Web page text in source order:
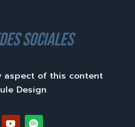
sociales
aspect of this content
Design